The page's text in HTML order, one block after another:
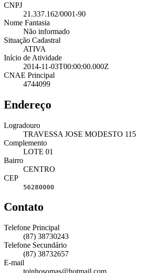
CNPJ
21.337.162/0001-90
Nome Fantasia
Não informado
Situação Cadastral
ATIVA
Início de Atividade
2014-11-03T00:00:00.000Z
CNAE Principal
4744099
Endereço
Logradouro
TRAVESSA JOSE MODESTO 115
Complemento
LOTE 01
Bairro
CENTRO
CEP
56280000
Contato
Telefone Principal
(87) 38730243
Telefone Secundário
(87) 38732657
E-mail